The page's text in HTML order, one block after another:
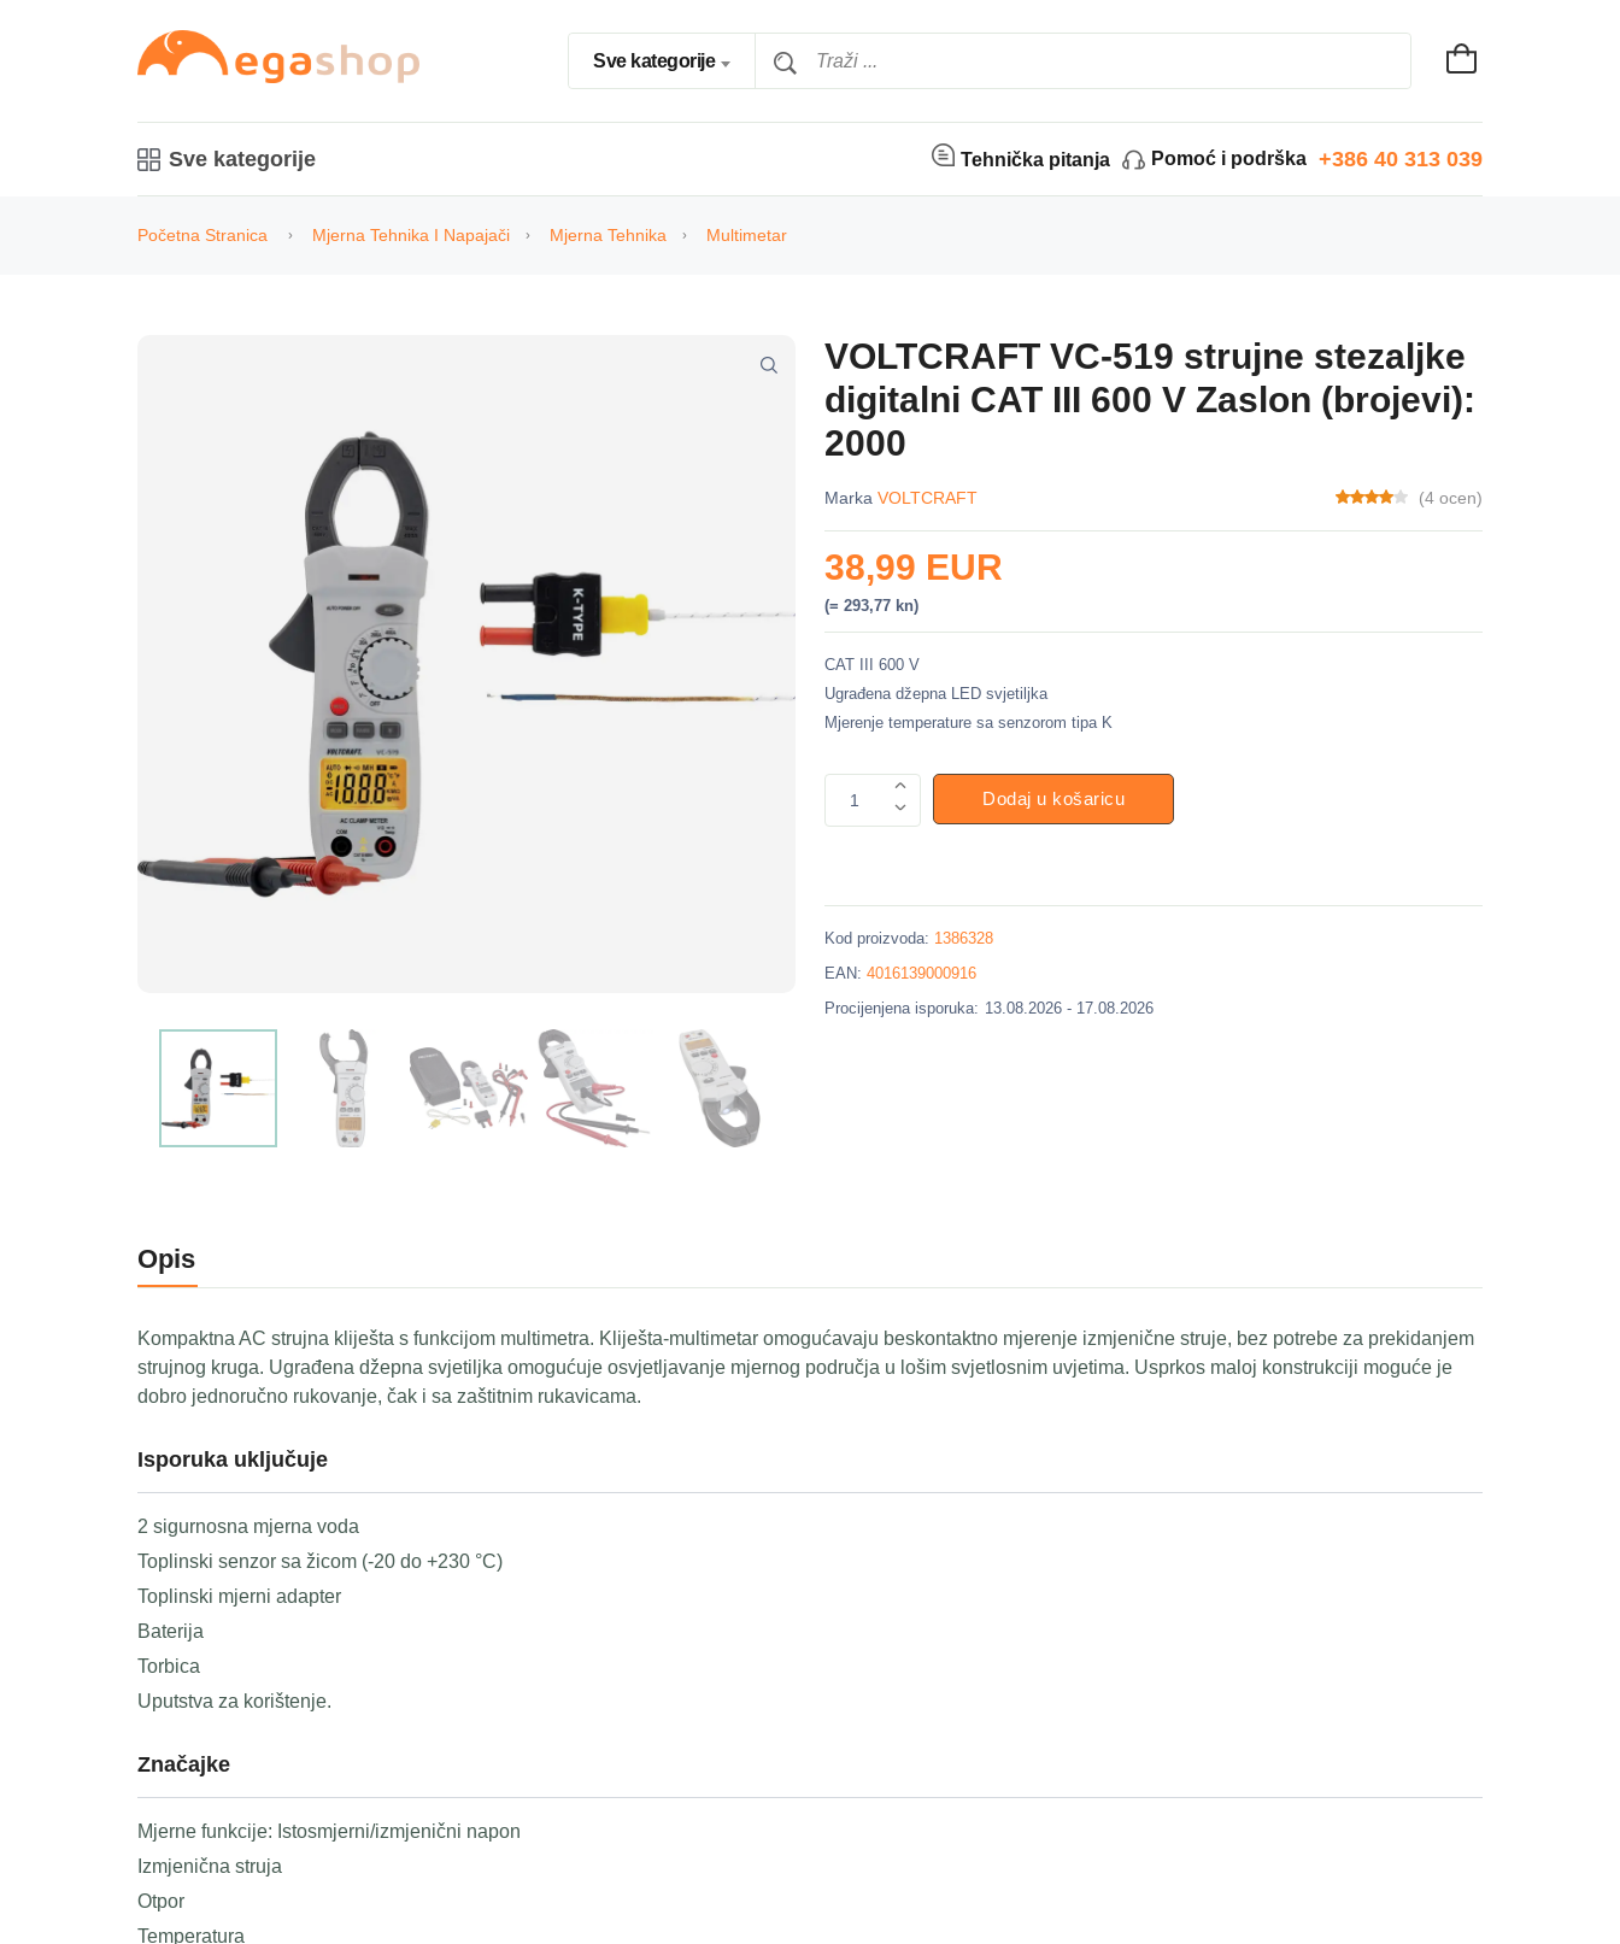
Sve kategorije
Sve kategorije Tehnička pitanja Pomoć i podrška +386 40 313 039
Početna Stranica Mjerna Tehnika I Napajači Mjerna Tehnika Multimetar
VOLTCRAFT VC-519 strujne stezaljke
digitalni CAT III 600 V Zaslon (brojevi):
2000
Marka VOLTCRAFT (4 ocen)
38,99 EUR
(= 293,77 kn)
CAT III 600 V
Ugrađena džepna LED svjetiljka
Mjerenje temperature sa senzorom tipa K
1 Dodaj u košaricu
Kod proizvoda: 1386328
EAN: 4016139000916
Procijenjena isporuka: 13.08.2026 - 17.08.2026
Opis
Kompaktna AC strujna kliješta s funkcijom multimetra. Kliješta-multimetar omogućavaju beskontaktno mjerenje izmjenične struje, bez potrebe za prekidanjem
strujnog kruga. Ugrađena džepna svjetiljka omogućuje osvjetljavanje mjernog područja u lošim svjetlosnim uvjetima. Usprkos maloj konstrukciji moguće je
dobro jednoručno rukovanje, čak i sa zaštitnim rukavicama.
Isporuka uključuje
2 sigurnosna mjerna voda
Toplinski senzor sa žicom (-20 do +230 °C)
Toplinski mjerni adapter
Baterija
Torbica
Uputstva za korištenje.
Značajke
Mjerne funkcije: Istosmjerni/izmjenični napon
Izmjenična struja
Otpor
Temperatura